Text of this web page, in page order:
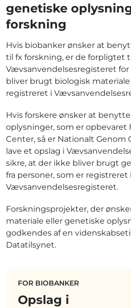
genetiske
forskning
Hvis biobanker ønsker at
til fx forskning, er de forpligtet
Vævsanvendelsesregisteret for
bliver brugt biologisk materiale
registreret i
Hvis forskere ønsker at
oplysninger, som er opbevaret
Center, så er Nationalt
lave et opslag i
sikre, at der ikke bliver brugt
fra personer, som er registreret i
Vævsanvendelsesregisteret.
Forskningsprojekter, der
materiale eller genetiske
godkendes af en
Datatilsynet.
FOR BIOBANKER
Opslag i